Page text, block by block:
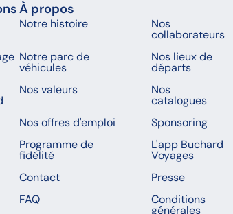
À propos
Notre histoire Nos
collaborateurs
Notre parc de
véhicules
Nos lieux de
départs
Nos valeurs
Nos
catalogues
Nos offres d'emploi
Sponsoring
Programme de
fidélité
L'app Buchard
Voyages
Contact
Presse
FAQ
Conditions
générales